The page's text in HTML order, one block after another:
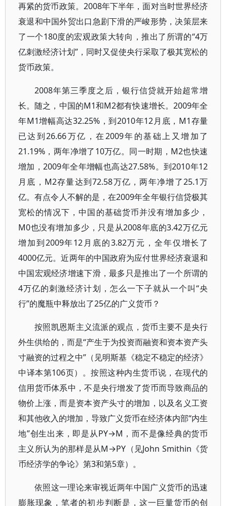
再紧的货币政策。2008年下半年，面对当时世界经济
衰退和中国外贸出口急剧下滑的严峻形势，决策层来
了一个180度的宏观政策大转向，推出了所谓的“4万
亿刺激经济计划”，同时又促使央行采取了极其宽松的
货币政策。
2008年第三季度之后，银行信贷就开始超常增
长。随之，中国的M1和M2都有快速增长。2009年全
年M1增幅高达32.25%，到2010年12月底，M1存量
已达到26.66万亿，在2009年的基础上又增加了
21.19%，两年净增了10万亿。同一时期，M2也快速
增加，2009年全年增幅也高达27.58%。到2010年12
月底，M2存量达到72.58万亿，两年净增了25.1万
亿。有点令人不解的是，在2009年全年银行信贷极其
宽松的情况下，中国的基础货币并没有增加多少，
M0也没有增加多少，只是从2008年底的3.42万亿元
增加到2009年12月底的3.82万元，全年仅增长了
4000亿元。近两年的中国政府为应付世界经济衰退和
中国宏观经济增速下滑，最多只是推出了一个所谓的
4万亿的刺激经济计划，怎么一下子就从一个叫“央
行”的魔瓶中释放出了25亿的广义货币？
按照凯恩斯主义流派的观点，货币主要不是央行
外生供给的，而是“产生于为投资而融资和资本资产头
寸融资的过程之中”（见明斯基《稳定不稳定的经济》
中译本第106页）。按照这种内生货币说，在现代的
信用货币体系中，不是央行增发了货币而导致商品的
物价上涨，而是资本资产头寸的增加，以及名义工资
和其他收入的增加，导致广义货币在经济体内部“内生
地”创生出来，即是从PY→M，而不是像经典的货币
主义所认为的那样是从M→PY（见John Smithin《货
币经济学的争论》第3和第5章）。
依照这一理论来审视近两年中国广义货币的迅速
膨胀现象，笔者的初步判断是，这一巨量货币的创